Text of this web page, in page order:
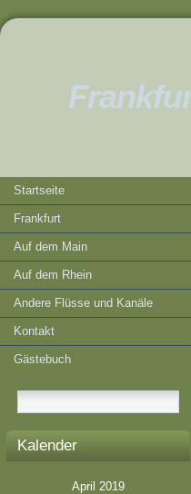
Startseite
Frankfurt
Auf dem Main
Auf dem Rhein
Andere Flüsse und Kanäle
Kontakt
Gästebuch
Kalender
April 2019